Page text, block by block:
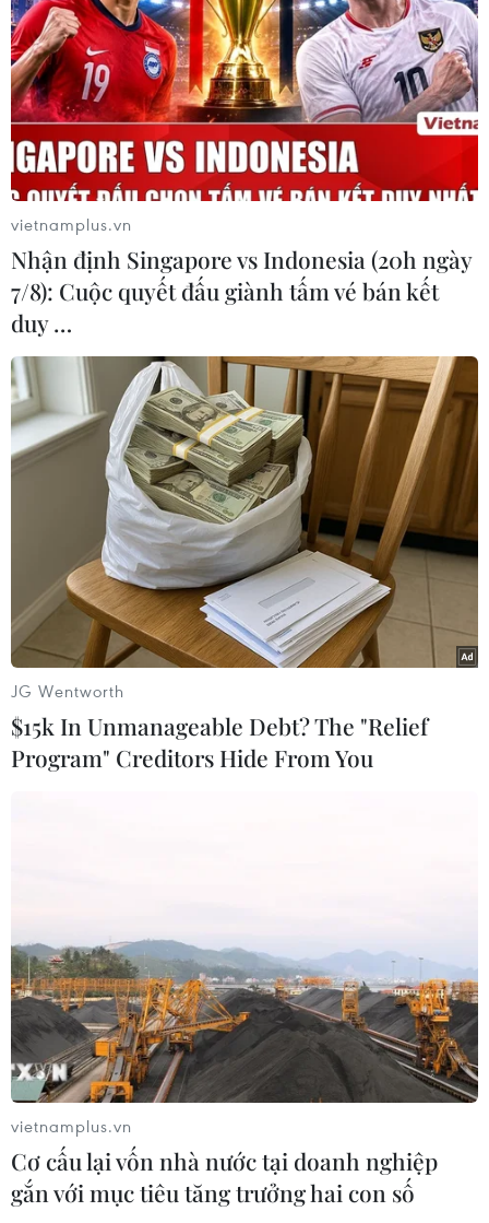
TIN LIÊN QUAN
70 quốc gia, vùng lãnh thổ ghi nhận sự lây
truyền virus Zika
05/09/2016 09:44
Theo thông báo của Tổ chức Y tế Thế giới, tính đến ngày
28/8, đã có 70 quốc gia và vùng lãnh thổ ghi nhận sự
lây truyền của virus Zika, 11 quốc gia có sự lây truyền từ
người sang người.
Virus Zika ở Singapore có thể tiến hóa từ
chủng cách đây 60 năm
08/09/2016 14:48
Chủng virus Zika ở Singapore có khả năng tiến hóa từ
một chủng virus Zika từng hoành hành ở khu vực Đông
vietnamplus.vn
Nhận định Singapore vs Indonesia (20h ngày
7/8): Cuộc quyết đấu giành tấm vé bán kết
duy …
JG Wentworth
$15k In Unmanageable Debt? The "Relief
Program" Creditors Hide From You
vietnamplus.vn
Cơ cấu lại vốn nhà nước tại doanh nghiệp
gắn với mục tiêu tăng trưởng hai con số